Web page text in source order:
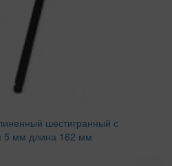
шестигранный с
5 мм длина 162 мм